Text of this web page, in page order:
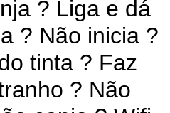
? Liga e dá
? Não inicia ?
tinta ? Faz
? Não